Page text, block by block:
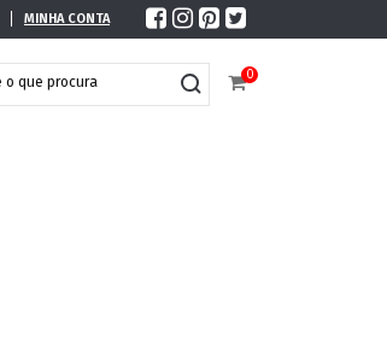
MINHA CONTA
0